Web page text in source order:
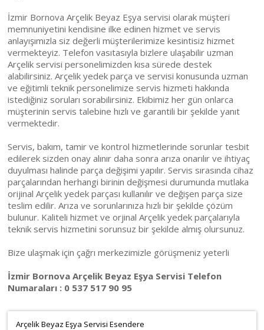
İzmir Bornova Arçelik Beyaz Eşya servisi olarak müşteri
memnuniyetini kendisine ilke edinen hizmet ve servis
anlayışımızla siz değerli müşterilerimize kesintisiz hizmet
vermekteyiz. Telefon vasıtasıyla bizlere ulaşabilir uzman
Arçelik servisi personelimizden kısa sürede destek
alabilirsiniz. Arçelik yedek parça ve servisi konusunda uzman
ve eğitimli teknik personelimize servis hizmeti hakkında
istediğiniz soruları sorabilirsiniz. Ekibimiz her gün onlarca
müşterinin servis talebine hızlı ve garantili bir şekilde yanıt
vermektedir.
Servis, bakım, tamir ve kontrol hizmetlerinde sorunlar tesbit
edilerek sizden onay alınır daha sonra arıza onarılır ve ihtiyaç
duyulması halinde parça değişimi yapılır. Servis sırasında cihaz
parçalarından herhangi birinin değişmesi durumunda mutlaka
orijinal Arçelik yedek parçası kullanılır ve değişen parça size
teslim edilir. Arıza ve sorunlarınıza hızlı bir şekilde çözüm
bulunur. Kaliteli hizmet ve orjinal Arçelik yedek parçalarıyla
teknik servis hizmetini sorunsuz bir şekilde almış olursunuz.
Bize ulaşmak için çağrı merkezimizle görüşmeniz yeterli
İzmir Bornova Arçelik Beyaz Eşya Servisi Telefon
Numaraları : 0 537 517 90 95
Arçelik Beyaz Eşya Servisi Esendere